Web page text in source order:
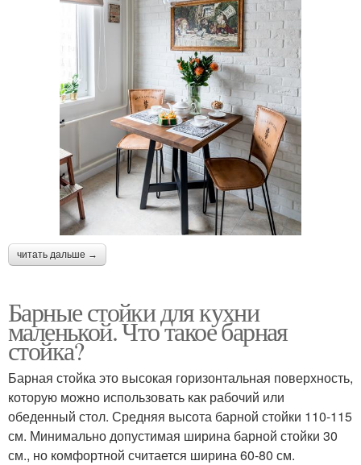
читать дальше →
Барные стойки для кухни
маленькой. Что такое барная
стойка?
Барная стойка это высокая горизонтальная поверхность,
которую можно использовать как рабочий или
обеденный стол. Средняя высота барной стойки 110-115
см. Минимально допустимая ширина барной стойки 30
см., но комфортной считается ширина 60-80 см.